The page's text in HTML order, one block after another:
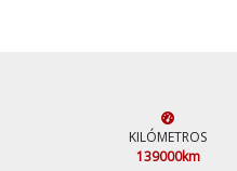
KILÓMETROS
139000km